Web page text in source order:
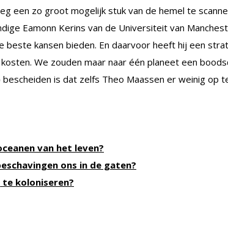
een zo groot mogelijk stuk van de hemel te
Eamonn Kerins van de Universiteit van
beste kansen bieden. En daarvoor heeft hij een
We zouden maar naar één planeet een
is dat zelfs Theo Maassen er weinig op
van het leven?
ons in de gaten?
te koloniseren?